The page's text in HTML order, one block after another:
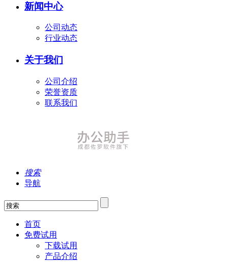
新闻中心
公司动态
行业动态
关于我们
公司介绍
荣誉资质
联系我们
搜索
导航
首页
免费试用
下载试用
产品介绍